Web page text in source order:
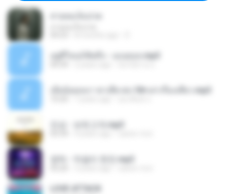
อยู่ที่ไหนก็คิดถึง - เมนทอล.mp3
เมียน้อยเหงา พาเสียวค่ะ18+เล่าเรื่องเสียว.mp3
진성 - 보릿고개.mp3
영탁 - 막걸리 한잔.mp3